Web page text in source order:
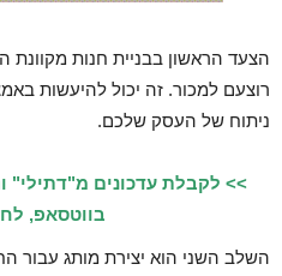
הצעד הראשון בבניית חנות מקוונת
רוצעם למכור. זה יכול להיעשות
ניתוח של העסק שלכם.
>> לקבלת עדכונים
בווטסאפ,
השלב השני הוא יצירת מותג עבור